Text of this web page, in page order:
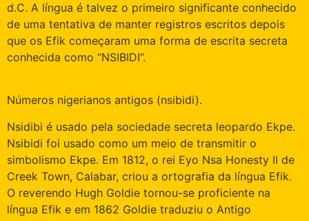
d.C. A língua é talvez o primeiro significante conhecido
de uma tentativa de manter registros escritos depois
que os Efik começaram uma forma de escrita secreta
conhecida como “NSIBIDI”.
Números nigerianos antigos (nsibidi).
Nsidibi é usado pela sociedade secreta leopardo Ekpe.
Nsibidi foi usado como um meio de transmitir o
simbolismo Ekpe. Em 1812, o rei Eyo Nsa Honesty II de
Creek Town, Calabar, criou a ortografia da língua Efik.
O reverendo Hugh Goldie tornou-se proficiente na
língua Efik e em 1862 Goldie traduziu o Antigo